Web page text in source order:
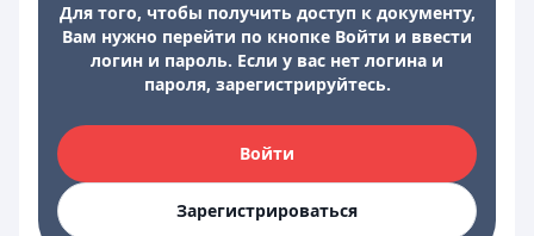
Для того, чтобы получить доступ к документу,
Вам нужно перейти по кнопке Войти и ввести
логин и пароль. Если у вас нет логина и
пароля, зарегистрируйтесь.
Войти
Зарегистрироваться